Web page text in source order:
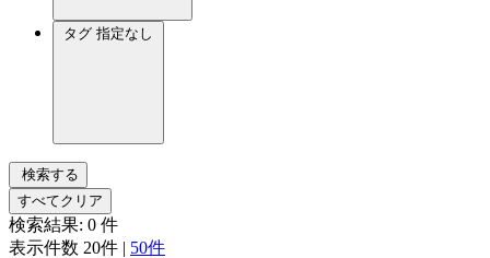
タグ 指定なし
検索する
すべてクリア
検索結果: 0 件
表示件数 20件 | 50件